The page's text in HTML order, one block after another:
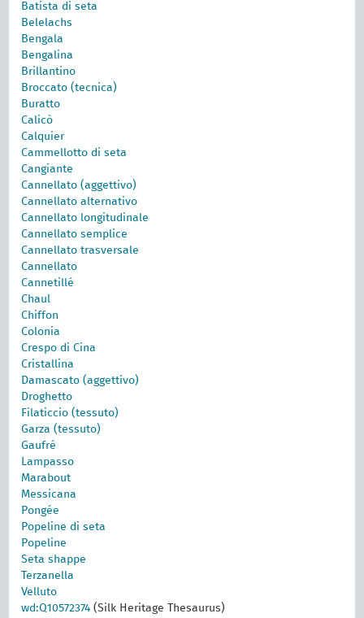
Batista di seta
Belelachs
Bengala
Bengalina
Brillantino
Broccato (tecnica)
Buratto
Calicò
Calquier
Cammellotto di seta
Cangiante
Cannellato (aggettivo)
Cannellato alternativo
Cannellato longitudinale
Cannellato semplice
Cannellato trasversale
Cannellato
Cannetillé
Chaul
Chiffon
Colonia
Crespo di Cina
Cristallina
Damascato (aggettivo)
Droghetto
Filaticcio (tessuto)
Garza (tessuto)
Gaufré
Lampasso
Marabout
Messicana
Pongée
Popeline di seta
Popeline
Seta shappe
Terzanella
Velluto
wd:Q10572374 (Silk Heritage Thesaurus)